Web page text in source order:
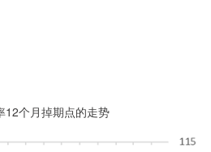
12个月掉期点的走势